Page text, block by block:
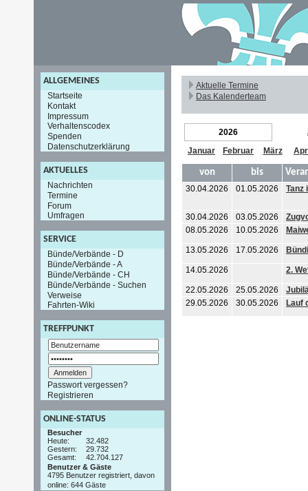
ALLGEMEINES
Startseite
Kontakt
Impressum
Verhaltenscodex
Spenden
Datenschutzerklärung
AKTUELLES
Nachrichten
Termine
Forum
Umfragen
SERVICE
Bünde/Verbände - D
Bünde/Verbände - A
Bünde/Verbände - CH
Bünde/Verbände - Suchen
Verweise
Fahrten-Wiki
TREFFPUNKT
Passwort vergessen?
Registrieren
ONLINE-STATUS
Besucher
Heute:
32.482
Gestern:
29.732
Gesamt:
42.704.127
Benutzer & Gäste
4795 Benutzer registriert, davon
online: 644 Gäste
Aktuelle Termine
Das Kalenderteam
2026
Januar
Februar März
von bis
30.04.2026 01.05.2026 Tanz
30.04.2026 03.05.2026
08.05.2026
10.05.2026
13.05.2026 17.05.2026
14.05.2026 2.
22.05.2026 25.05.2026
29.05.2026
30.05.2026 Lauf